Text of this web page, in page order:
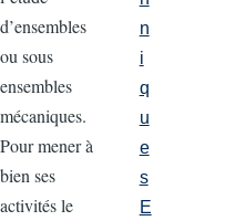
d’ensembles
ou sous
ensembles
mécaniques.
Pour mener à
bien ses
activités le
n
i
q
u
e
s
E